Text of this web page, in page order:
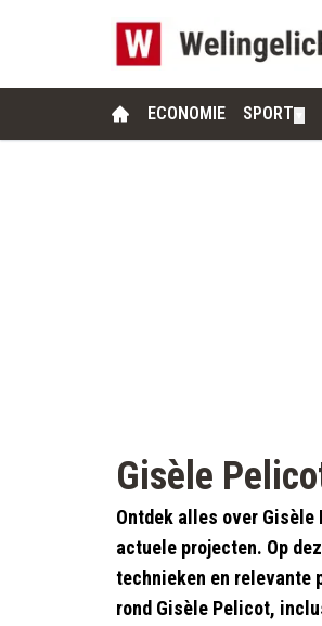
ECONOMIE SPORT
Gisèle
Ontdek alles over
actuele projecten. Op
technieken en relevante
rond Gisèle Pelicot,